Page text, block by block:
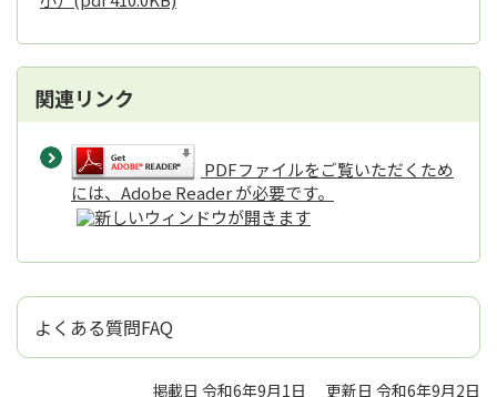
関連リンク
PDFファイルをご覧いただくため
には、Adobe Reader が必要です。
よくある質問FAQ
掲載日 令和6年9月1日 更新日 令和6年9月2日